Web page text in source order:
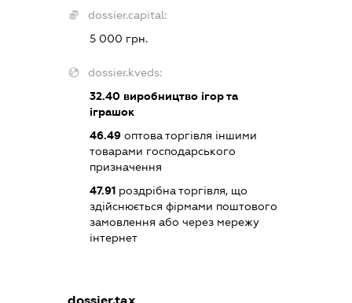
dossier.capital:
5 000 грн.
dossier.kveds:
32.40 виробництво ігор та
іграшок
46.49 оптова торгівля іншими
товарами господарського
призначення
47.91 роздрібна торгівля, що
здійснюється фірмами поштового
замовлення або через мережу
інтернет